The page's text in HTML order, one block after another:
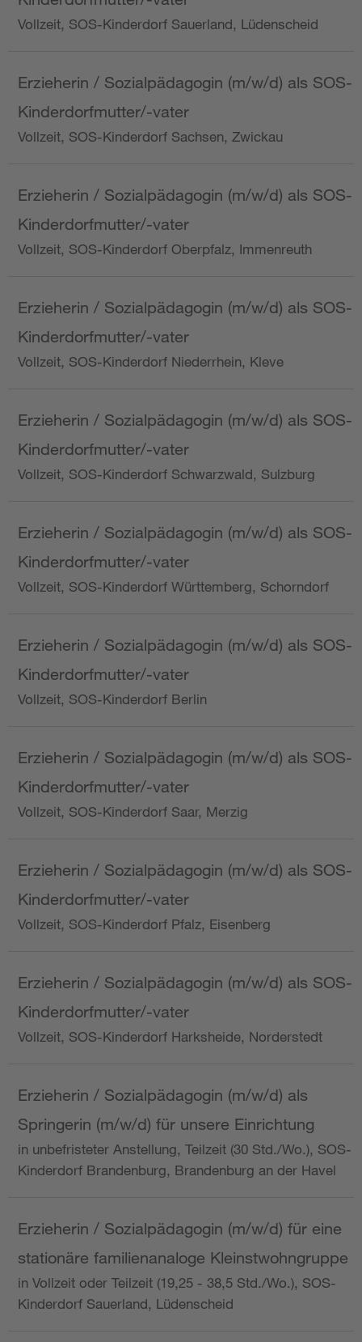
Vollzeit, SOS-Kinderdorf Sauerland, Lüdenscheid
Erzieherin / Sozialpädagogin (m/w/d) als SOS-
Kinderdorfmutter/-vater
Vollzeit, SOS-Kinderdorf Sachsen, Zwickau
Erzieherin / Sozialpädagogin (m/w/d) als SOS-
Kinderdorfmutter/-vater
Vollzeit, SOS-Kinderdorf Oberpfalz, Immenreuth
Erzieherin / Sozialpädagogin (m/w/d) als SOS-
Kinderdorfmutter/-vater
Vollzeit, SOS-Kinderdorf Niederrhein, Kleve
Erzieherin / Sozialpädagogin (m/w/d) als SOS-
Kinderdorfmutter/-vater
Vollzeit, SOS-Kinderdorf Schwarzwald, Sulzburg
Erzieherin / Sozialpädagogin (m/w/d) als SOS-
Kinderdorfmutter/-vater
Vollzeit, SOS-Kinderdorf Württemberg, Schorndorf
Erzieherin / Sozialpädagogin (m/w/d) als SOS-
Kinderdorfmutter/-vater
Vollzeit, SOS-Kinderdorf Berlin
Erzieherin / Sozialpädagogin (m/w/d) als SOS-
Kinderdorfmutter/-vater
Vollzeit, SOS-Kinderdorf Saar, Merzig
Erzieherin / Sozialpädagogin (m/w/d) als SOS-
Kinderdorfmutter/-vater
Vollzeit, SOS-Kinderdorf Pfalz, Eisenberg
Erzieherin / Sozialpädagogin (m/w/d) als SOS-
Kinderdorfmutter/-vater
Vollzeit, SOS-Kinderdorf Harksheide, Norderstedt
Erzieherin / Sozialpädagogin (m/w/d) als
Springerin (m/w/d) für unsere Einrichtung
in unbefristeter Anstellung, Teilzeit (30 Std./Wo.), SOS-
Kinderdorf Brandenburg, Brandenburg an der Havel
Erzieherin / Sozialpädagogin (m/w/d) für eine
stationäre familienanaloge Kleinstwohngruppe
in Vollzeit oder Teilzeit (19,25 - 38,5 Std./Wo.), SOS-
Kinderdorf Sauerland, Lüdenscheid